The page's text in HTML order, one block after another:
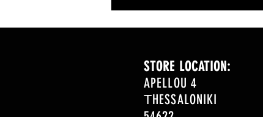
STORE LOCATION:
APELLOU 4
ΤHESSALONIKI